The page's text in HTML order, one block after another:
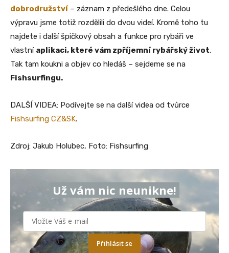
dobrodružství– záznam z předešlého dne. Celou
výpravu jsme totiž rozdělili do dvou videí. Kromě toho tu
najdete i další špičkový obsah a funkce pro rybáři ve
vlastní aplikaci, které vám zpříjemní rybářský život.
Tak tam koukni a objev co hledáš – sejdeme se na
Fishsurfingu.
DALŠÍ VIDEA: Podívejte se na další videa od tvůrce
Fishsurfing CZ&SK.
Zdroj: Jakub Holubec, Foto: Fishsurfing
Už vám nic neunikne!
Přihlásit se